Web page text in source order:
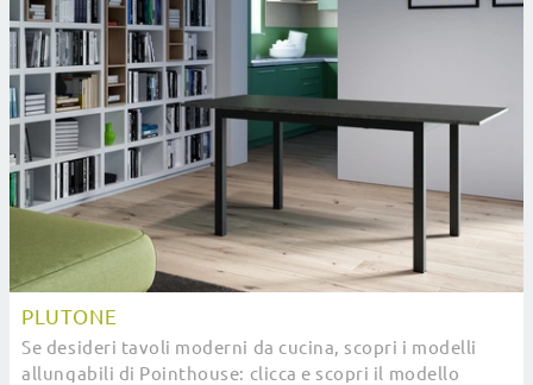
PLUTONE
Se desideri tavoli moderni da cucina, scopri i modelli
allungabili di Pointhouse: clicca e scopri il modello